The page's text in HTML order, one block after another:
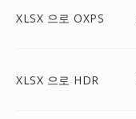
XLSX 으로 OXPS
XLSX 으로 HDR